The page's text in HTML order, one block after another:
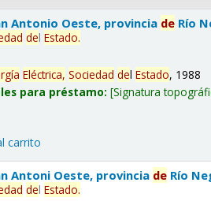
Antonio Oeste, provincia de Río
delEstado.
Eléctrica, Sociedad delEstado, 1988
para préstamo: Signatura
carrito
Antoni Oeste, provincia de Río
delEstado.